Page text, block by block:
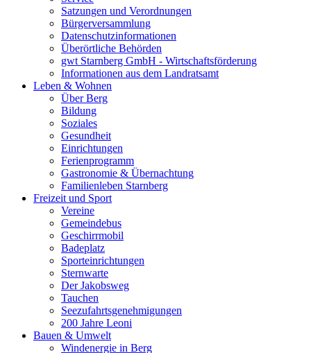
Satzungen und Verordnungen
Bürgerversammlung
Datenschutzinformationen
Überörtliche Behörden
gwt Starnberg GmbH - Wirtschaftsförderung
Informationen aus dem Landratsamt
Leben & Wohnen
Über Berg
Bildung
Soziales
Gesundheit
Einrichtungen
Ferienprogramm
Gastronomie & Übernachtung
Familienleben Starnberg
Freizeit und Sport
Vereine
Gemeindebus
Geschirrmobil
Badeplatz
Sporteinrichtungen
Sternwarte
Der Jakobsweg
Tauchen
Seezufahrtsgenehmigungen
200 Jahre Leoni
Bauen & Umwelt
Windenergie in Berg